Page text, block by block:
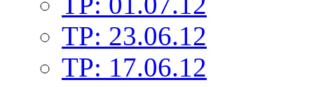
TP: 23.06.12
TP: 17.06.12